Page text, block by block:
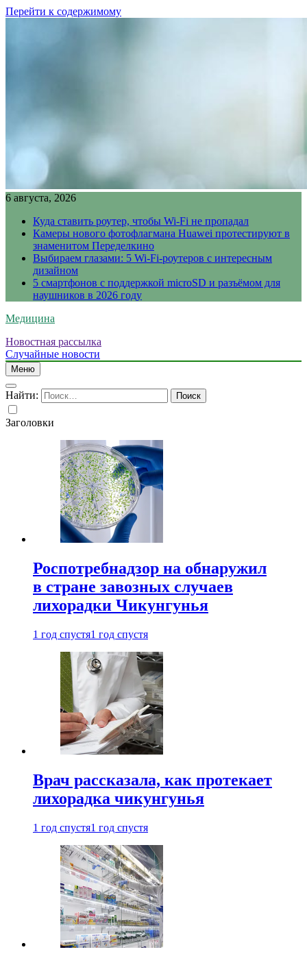
Перейти к содержимому
6 августа, 2026
Куда ставить роутер, чтобы Wi-Fi не пропадал
Камеры нового фотофлагмана Huawei протестируют в
знаменитом Переделкино
Выбираем глазами: 5 Wi-Fi-роутеров с интересным
дизайном
5 смартфонов с поддержкой microSD и разъёмом для
наушников в 2026 году
Медицина
Новостная рассылка
Случайные новости
Меню
Найти:
Заголовки
Роспотребнадзор на обнаружил
в стране завозных случаев
лихорадки Чикунгунья
1 год спустя1 год спустя
Врач рассказала, как протекает
лихорадка чикунгунья
1 год спустя1 год спустя